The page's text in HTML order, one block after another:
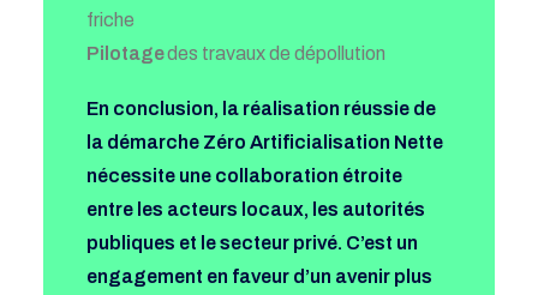
friche
Pilotagedes travaux de dépollution
En conclusion, la réalisation réussie de
la démarche Zéro Artificialisation Nette
nécessite une collaboration étroite
entre les acteurs locaux, les autorités
publiques et le secteur privé. C’est un
engagement en faveur d’un avenir plus